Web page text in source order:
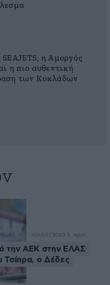
η Αμοργός
η πιο αυθεντική
των Κυκλάδων
ΑΘΛΗΤΙΚΑ3 λ. πριν
την ΑΕΚ στην ΕΛΑΣ
Τσίπρα, ο Δέδες